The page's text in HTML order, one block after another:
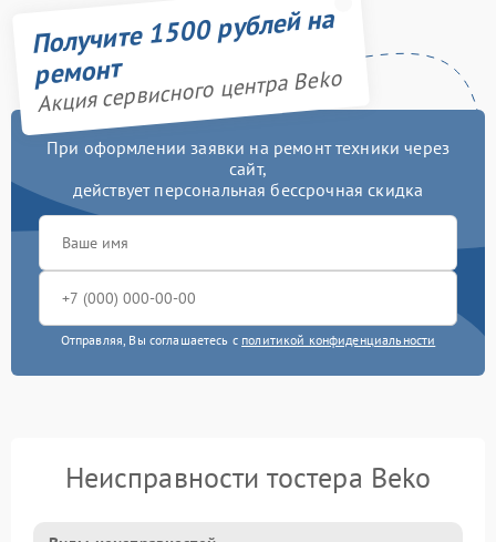
Получите 1500 рублей на
ремонт
Акция сервисного центра Beko
При оформлении заявки на ремонт техники через
сайт,
действует персональная бессрочная скидка
Отправляя, Вы соглашаетесь с политикой конфиденциальности
Неисправности тостера Beko